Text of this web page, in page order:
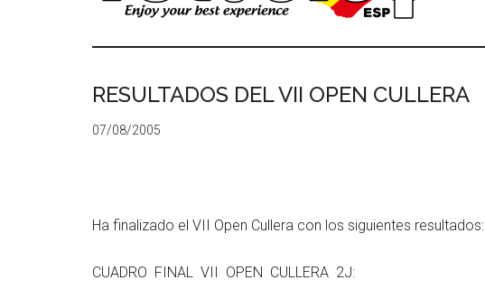
RESULTADOS DEL VII OPEN CULLERA
07/08/2005
Ha finalizado el VII Open Cullera con los siguientes resultados:
CUADRO FINAL VII OPEN CULLERA 2J: